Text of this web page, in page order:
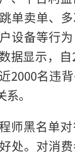
单卖单、
设备等行
据显示，自
2000名违
。
师黑名单
处。对消